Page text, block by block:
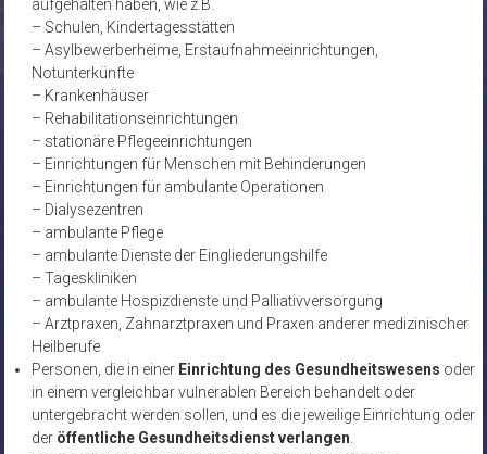
aufgehalten haben, wie z.B.
– Schulen, Kindertagesstätten
– Asylbewerberheime, Erstaufnahmeeinrichtungen,
Notunterkünfte
– Krankenhäuser
– Rehabilitationseinrichtungen
– stationäre Pflegeeinrichtungen
– Einrichtungen für Menschen mit Behinderungen
– Einrichtungen für ambulante Operationen
– Dialysezentren
– ambulante Pflege
– ambulante Dienste der Eingliederungshilfe
– Tageskliniken
– ambulante Hospizdienste und Palliativversorgung
– Arztpraxen, Zahnarztpraxen und Praxen anderer medizinischer
Heilberufe
Personen, die in einer Einrichtung des Gesundheitswesens oder
in einem vergleichbar vulnerablen Bereich behandelt oder
untergebracht werden sollen, und es die jeweilige Einrichtung oder
der öffentliche Gesundheitsdienst verlangen